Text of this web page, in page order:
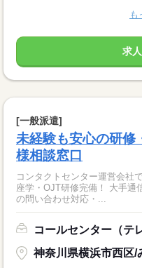
も
求
[一般派遣]
未経験も安心の研修
様相談窓口
コンタクトセンター運営会社
座学・OJT研修完備！ 大手通
の問い合わせ対応・...
コールセンター（テ
神奈川県横浜市西区/